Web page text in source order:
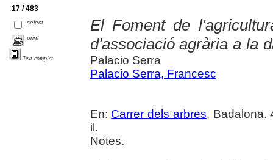
17 / 483
select
print
Text complet
El Foment de
d'associació agrària a la
Palacio Serra
Palacio Serra, Francesc
En: Carrer dels arbres. Badalona.
il.
Notes.